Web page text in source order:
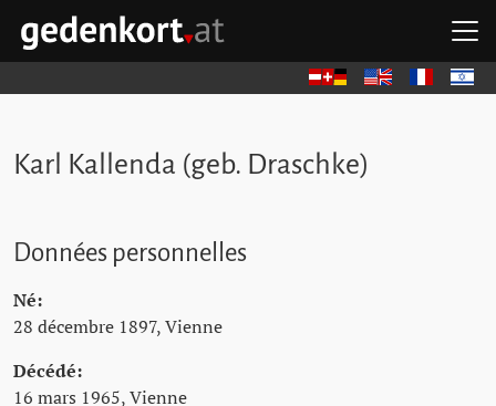
Aller au contenu principal
Aller à la navigation principale
Aller aux liens rapides
GEDENKORT - ACCUEIL
DeutschEnglish Français
עברית
Karl Kallenda (geb. Draschke)
Données personnelles
Né:
28 décembre 1897, Vienne
Décédé:
16 mars 1965, Vienne